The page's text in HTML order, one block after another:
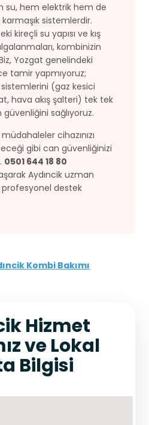
su, hem elektrik hem de
sistemlerdir.
kireçli su yapısı ve kış
kombinizin
Yozgat genelindeki
tamir yapmıyoruz;
sistemlerini (gaz kesici
hava akış şalteri) tek tek
sağlıyoruz.
cihazınızı
gibi can güvenliğinizi
0501 644 18 80
Aydıncik uzman
destek
Kombi Bakımı
Hizmet
ve Lokal
Bilgisi